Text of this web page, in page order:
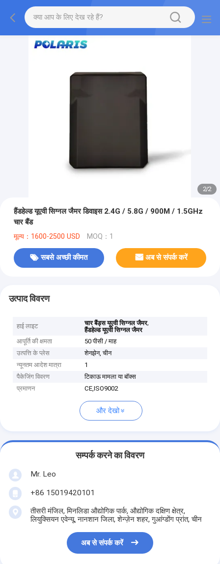
2/2
हैंडहेल्ड यूएवी सिग्नल जैमर डिवाइस 2.4G / 5.8G / 900M / 1.5GHz
चार बैंड
मूल्य：1600-2500 USD MOQ：1
सबसे अच्छी कीमत अब से संपर्क करें
उत्पाद विवरण
हाई लाइट चार बैंड्स यूएवी सिग्नल जैमर,
हैंडहेल्ड यूएवी सिग्नल जैमर
आपूर्ति की क्षमता
50 पीसी / माह
उत्पत्ति के प्लेस
शेनझेन, चीन
न्यूनतम आदेश मात्रा
1
पैकेजिंग विवरण
टिकाऊ मामला या बॉक्स
प्रमाणन
CE,ISO9002
और देखो
सम्पर्क करने का विवरण
Mr. Leo
+86 15019420101
तीसरी मंजिल, मिनलिडा औद्योगिक पार्क, औद्योगिक दक्षिण क्षेत्र,
लियुक्सियन एवेन्यू, नानशान जिला, शेन्ज़ेन शहर, गुआंग्डोंग प्रांत, चीन
अब से संपर्क करें